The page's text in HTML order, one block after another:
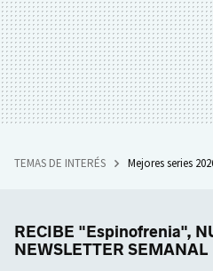
TEMAS DE INTERÉS Mejores series
RECIBE "Espinofrenia",
NEWSLETTER SEMANAL